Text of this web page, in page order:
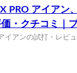
PRO アイアン
・クチコミ｜
イアンの試打・レビ